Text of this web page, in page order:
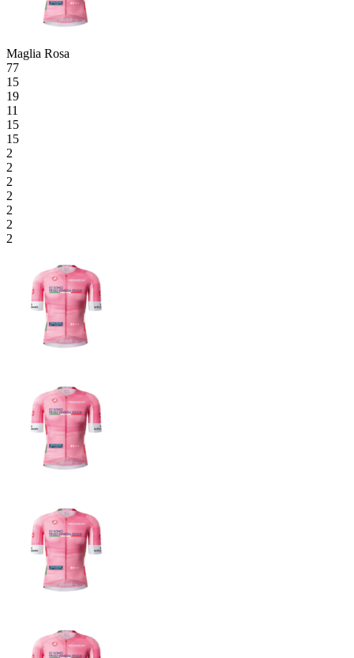
Maglia Rosa
77
15
19
11
15
15
2
2
2
2
2
2
2